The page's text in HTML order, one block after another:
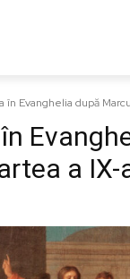
în Evanghelia după
a IX-